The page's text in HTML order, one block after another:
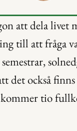
att dela livet
till att fråga
det också
tio